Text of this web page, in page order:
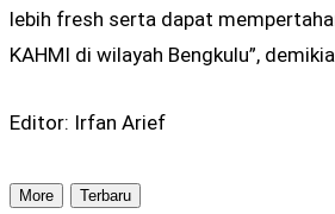
lebih fresh serta dapat
KAHMI di wilayah Bengkulu”,
Editor: Irfan Arief
More Terbaru